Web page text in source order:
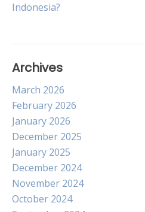
navigation
Indonesia?
Archives
March 2026
February 2026
January 2026
December 2025
January 2025
December 2024
November 2024
October 2024